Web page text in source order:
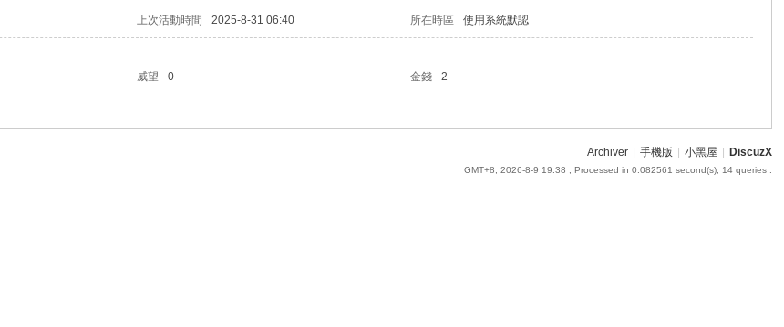
上次活動時間 2025-8-31 06:40 所在時區 使用系統默認
威望 0 金錢
2
Archiver 手機版 小黑屋 DiscuzX
GMT+8, 2026-8-9 19:38 , Processed in 0.082561 second(s), 14 queries .